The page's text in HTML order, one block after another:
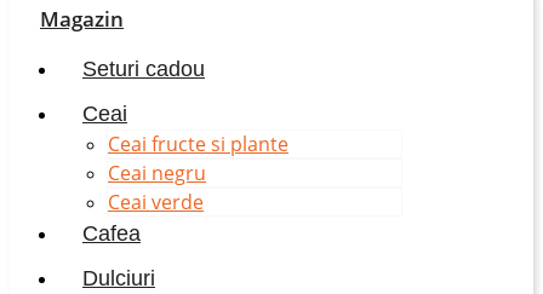
Magazin
Seturi cadou
Ceai
Ceai fructe si plante
Ceai negru
Ceai verde
Cafea
Dulciuri